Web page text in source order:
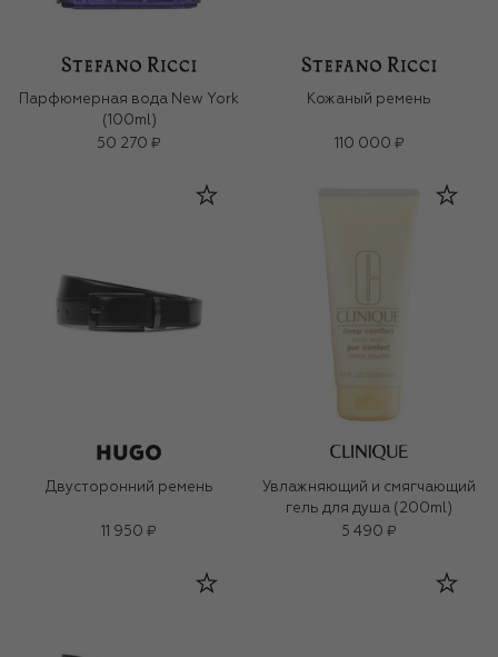
Парфюмерная вода New York
(100ml)
50 270 ₽
Кожаный ремень
110 000 ₽
Двусторонний ремень
11 950 ₽
Увлажняющий и смягчающий
гель для душа (200ml)
5 490 ₽